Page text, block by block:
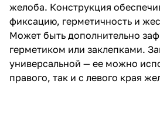
желоба. Конструкция
фиксацию, герметичность и
Может быть дополнительно
герметиком или заклепками.
универсальной — ее можно
правого, так и с левого края